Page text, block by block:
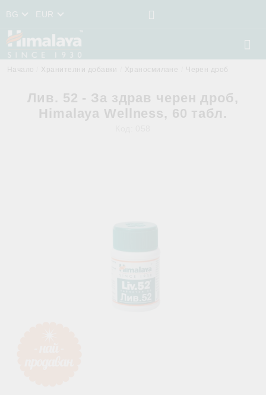
BG EUR
Начало Хранителни добавки Храносмилане Черен дроб
Лив. 52 - За здрав черен дроб,
Himalaya Wellness, 60 табл.